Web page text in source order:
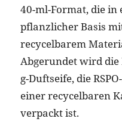
40-ml-Format, die in
pflanzlicher Basis
recycelbarem
Abgerundet wird
g-Duftseife, die
einer recycelbaren
verpackt ist.